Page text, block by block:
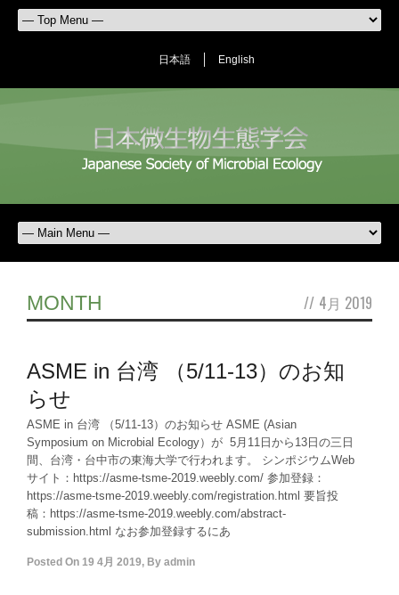
日本語 English
MONTH // 4月 2019
ASME in 台湾 （5/11-13）のお知
らせ
ASME in 台湾 （5/11-13）のお知らせ ASME (Asian
Symposium on Microbial Ecology）が 5月11日から13日の三日
間、台湾・台中市の東海大学で行われます。 シンポジウムWeb
サイト：https://asme-tsme-2019.weebly.com/ 参加登録：
https://asme-tsme-2019.weebly.com/registration.html 要旨投
稿：https://asme-tsme-2019.weebly.com/abstract-
submission.html なお参加登録するにあ
Posted On 19 4月 2019, By admin